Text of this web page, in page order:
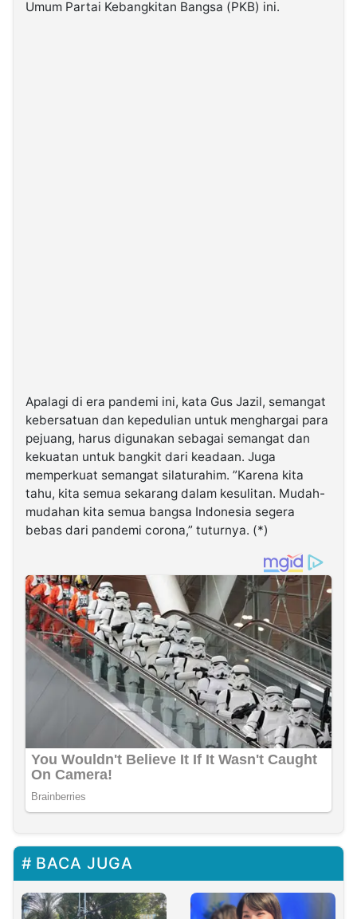
Umum Partai Kebangkitan Bangsa (PKB) ini.
Apalagi di era pandemi ini, kata Gus Jazil, semangat
kebersatuan dan kepedulian untuk menghargai para
pejuang, harus digunakan sebagai semangat dan
kekuatan untuk bangkit dari keadaan. Juga
memperkuat semangat silaturahim. ”Karena kita
tahu, kita semua sekarang dalam kesulitan. Mudah-
mudahan kita semua bangsa Indonesia segera
bebas dari pandemi corona,” tuturnya. (*)
BACA JUGA